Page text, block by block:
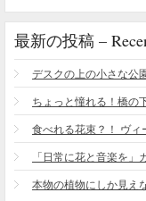
最新の投稿 –
デスクの上の小さな公
ちょっと憧れる！橋の
食べれる花束？！ ヴィ